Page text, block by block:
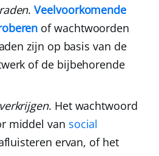
.Veelvoorkomende
of wachtwoorden
zijn op basis van de
of de bijbehorende
. Het wachtwoord
middel van social
ervan, of het